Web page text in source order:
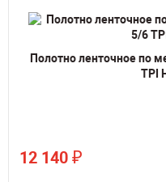
Полотно ленточное по
TPI
12 140 ₽